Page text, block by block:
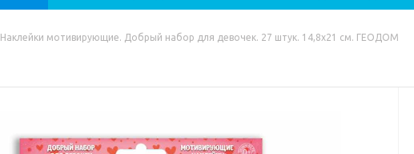
Наклейки мотивирующие. Добрый набор для девочек. 27 штук. 14,8х21 см. ГЕОДОМ